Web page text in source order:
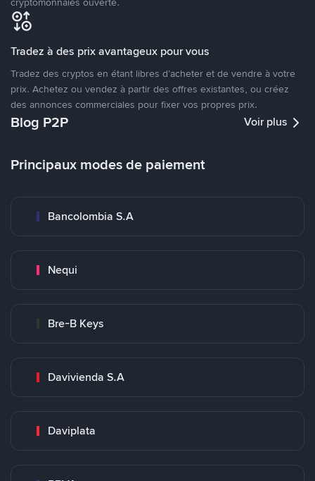
Tradez à des prix avantageux pour vous
Tradez des cryptos en étant libres d’acheter et de vendre à votre
prix. Achetez ou vendez à partir des offres existantes, ou créez
des annonces commerciales pour fixer vos propres prix.
Blog P2P Voir plus
Principaux modes de paiement
Bancolombia S.A
Nequi
Bre-B Keys
Davivienda S.A
Daviplata